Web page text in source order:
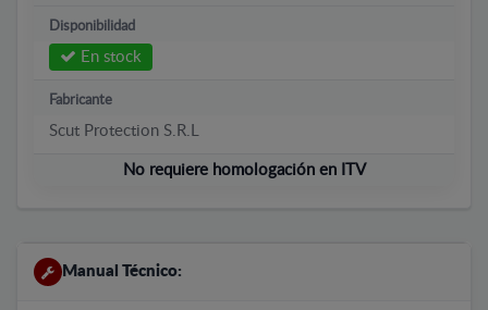
Disponibilidad
En stock
Fabricante
Scut Protection S.R.L
No requiere homologación en ITV
Manual Técnico: